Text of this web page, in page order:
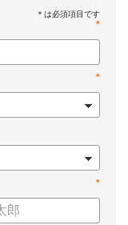
織づくりのステップ
的なアプローチをお
由
対応のポイント
底上げ
*
*
*